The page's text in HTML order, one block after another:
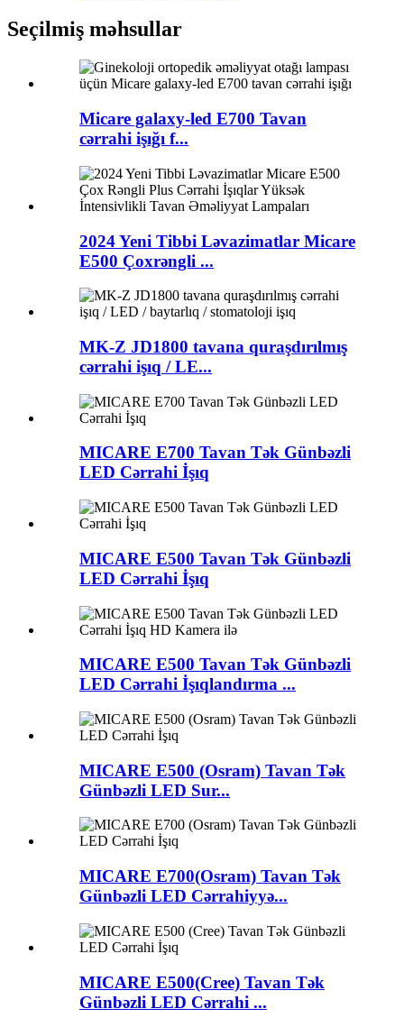
Seçilmiş məhsullar
Micare galaxy-led E700 Tavan
cərrahi işığı f...
2024 Yeni Tibbi Ləvazimatlar Micare
E500 Çoxrəngli ...
MK-Z JD1800 tavana quraşdırılmış
cərrahi işıq / LE...
MICARE E700 Tavan Tək Günbəzli
LED Cərrahi İşıq
MICARE E500 Tavan Tək Günbəzli
LED Cərrahi İşıq
MICARE E500 Tavan Tək Günbəzli
LED Cərrahi İşıqlandırma ...
MICARE E500 (Osram) Tavan Tək
Günbəzli LED Sur...
MICARE E700(Osram) Tavan Tək
Günbəzli LED Cərrahiyyə...
MICARE E500(Cree) Tavan Tək
Günbəzli LED Cərrahi ...